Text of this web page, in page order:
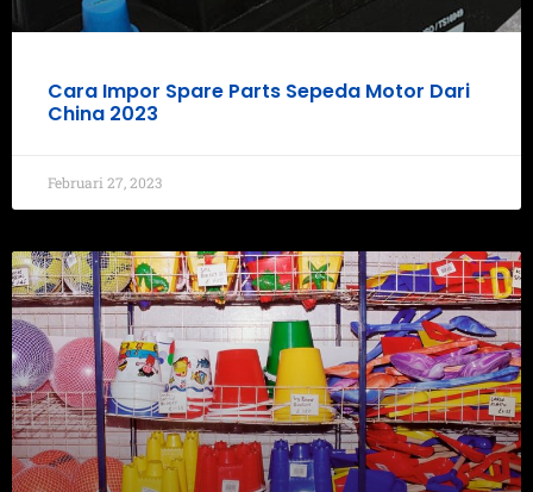
Cara Impor Spare Parts Sepeda Motor Dari
China 2023
Februari 27, 2023